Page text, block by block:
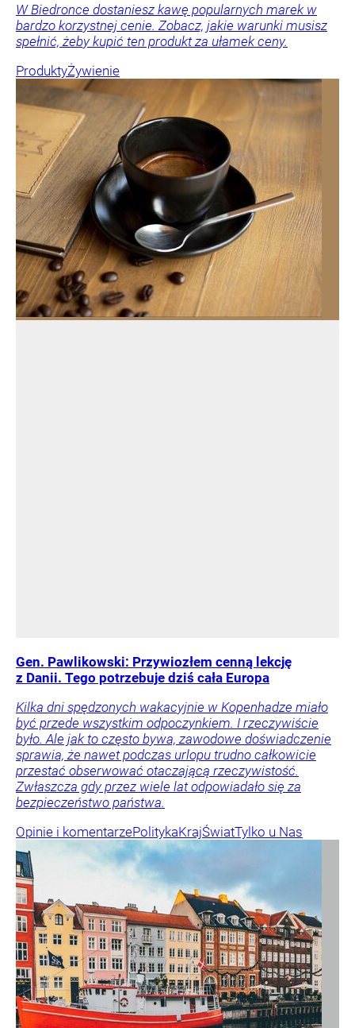
W Biedronce dostaniesz kawę popularnych marek w
bardzo korzystnej cenie. Zobacz, jakie warunki musisz
spełnić, żeby kupić ten produkt za ułamek ceny.
ProduktyŻywienie
Gen. Pawlikowski: Przywiozłem cenną lekcję
z Danii. Tego potrzebuje dziś cała Europa
Kilka dni spędzonych wakacyjnie w Kopenhadze miało
być przede wszystkim odpoczynkiem. I rzeczywiście
było. Ale jak to często bywa, zawodowe doświadczenie
sprawia, że nawet podczas urlopu trudno całkowicie
przestać obserwować otaczającą rzeczywistość.
Zwłaszcza gdy przez wiele lat odpowiadało się za
bezpieczeństwo państwa.
Opinie i komentarzePolitykaKrajŚwiatTylko u Nas